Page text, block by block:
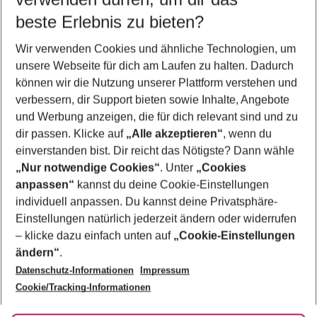
5-8 Nächte
2 Erwachsene Keine Kinder
Mehr Filter anzeigen
Footer
Footer navigation
Über uns
AGB
Bestpreisgarantie
Cookie-Einstellungen ändern
Cookie-Richtlinie
Agenturbetreuung
Barrierefreies Reisen
Folge uns
beste Erlebnis zu bieten?
Wir verwenden Cookies und ähnliche Technologien, um
unsere Webseite für dich am Laufen zu halten. Dadurch
können wir die Nutzung unserer Plattform verstehen und
verbessern, dir Support bieten sowie Inhalte, Angebote
und Werbung anzeigen, die für dich relevant sind und zu
dir passen. Klicke auf „Alle akzeptieren“, wenn du
einverstanden bist. Dir reicht das Nötigste? Dann wähle
„Nur notwendige Cookies“. Unter „Cookies
anpassen“ kannst du deine Cookie-Einstellungen
individuell anpassen. Du kannst deine Privatsphäre-
Einstellungen natürlich jederzeit ändern oder widerrufen
– klicke dazu einfach unten auf „Cookie-Einstellungen
ändern“.
Datenschutz-Informationen
Impressum
Cookie/Tracking-Informationen